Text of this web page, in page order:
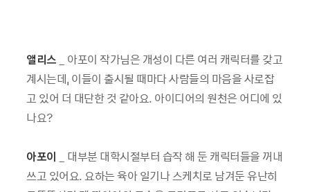
앨리스
_ 아포이 작가님은 개성이 다른 여러 캐릭터를 갖고
계시는데, 이들이 출시될 때마다 사람들의 마음을 사로잡
고 있어 더 대단한 것 같아요. 아이디어의 원천은 어디에 있
나요?
아포이 _ 대부분 대학시절부터 습작 해 둔 캐릭터들을 꺼내
쓰고 있어요. 요하는 육아 일기나 스케치로 남겨둔 유난히